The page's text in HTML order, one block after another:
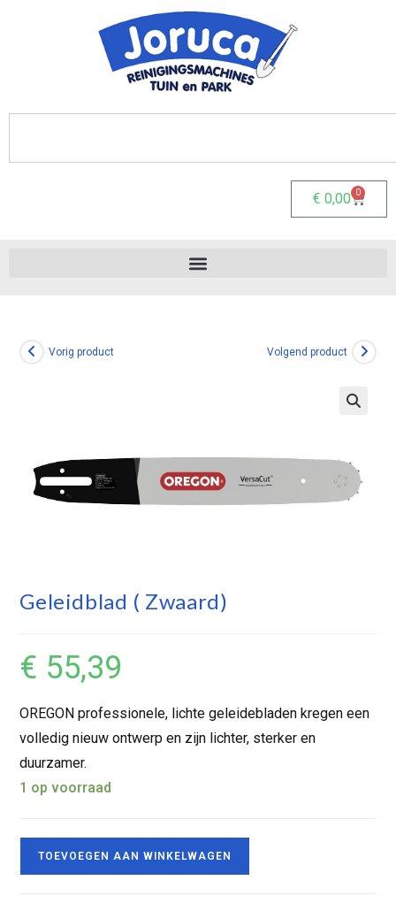
€ 0,00 0
Vorig product Volgend product
Geleidblad ( Zwaard)
€ 55,39
OREGON professionele, lichte geleidebladen kregen een
volledig nieuw ontwerp en zijn lichter, sterker en
duurzamer.
1 op voorraad
TOEVOEGEN AAN WINKELWAGEN